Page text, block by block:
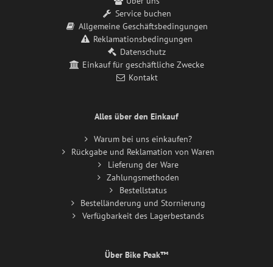
Service buchen
Allgemeine Geschäftsbedingungen
Reklamationsbedingungen
Datenschutz
Einkauf für geschäftliche Zwecke
Kontakt
Alles über den Einkauf
Warum bei uns einkaufen?
Rückgabe und Reklamation von Waren
Lieferung der Ware
Zahlungsmethoden
Bestellstatus
Bestelländerung und Stornierung
Verfügbarkeit des Lagerbestands
Über Bike Peak™